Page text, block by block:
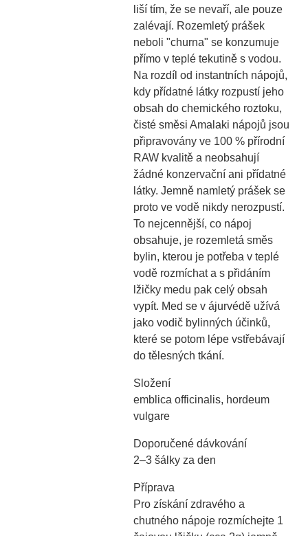
liší tím, že se nevaří, ale pouze
zalévají. Rozemletý prášek
neboli "churna" se konzumuje
přímo v teplé tekutině s vodou.
Na rozdíl od instantních nápojů,
kdy přídatné látky rozpustí jeho
obsah do chemického roztoku,
čisté směsi Amalaki nápojů jsou
připravovány ve 100 % přírodní
RAW kvalitě a neobsahují
žádné konzervační ani přídatné
látky. Jemně namletý prášek se
proto ve vodě nikdy nerozpustí.
To nejcennější, co nápoj
obsahuje, je rozemletá směs
bylin, kterou je potřeba v teplé
vodě rozmíchat a s přidáním
lžičky medu pak celý obsah
vypít. Med se v ájurvédě užívá
jako vodič bylinných účinků,
které se potom lépe vstřebávají
do tělesných tkání.
Složení
emblica officinalis, hordeum
vulgare
Doporučené dávkování
2–3 šálky za den
Příprava
Pro získání zdravého a
chutného nápoje rozmíchejte 1